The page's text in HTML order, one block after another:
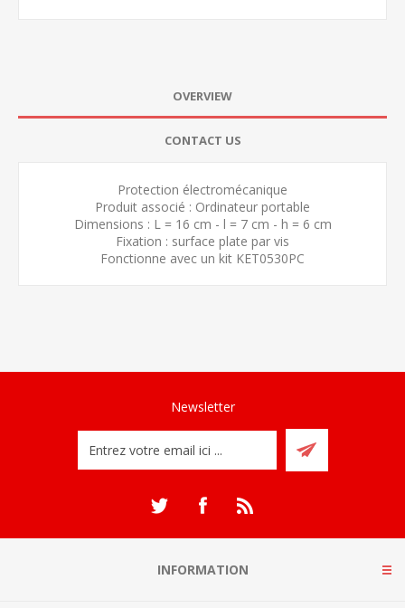
OVERVIEW
CONTACT US
Protection électromécanique
Produit associé : Ordinateur portable
Dimensions : L = 16 cm - l = 7 cm - h = 6 cm
Fixation : surface plate par vis
Fonctionne avec un kit KET0530PC
Newsletter
INFORMATION